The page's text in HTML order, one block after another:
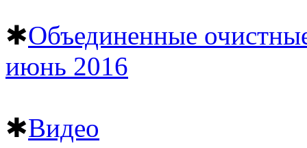
✱Объединенные
июнь 2016
✱Видео